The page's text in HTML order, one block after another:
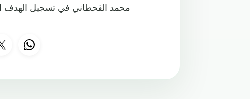
محمد القحطاني في تسجيل الهدف